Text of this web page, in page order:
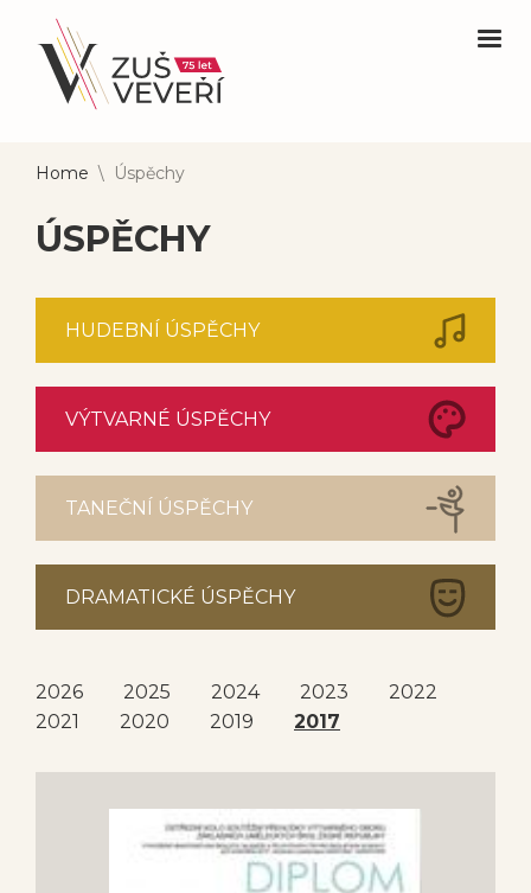
Home \ Úspěchy
ÚSPĚCHY
HUDEBNÍ ÚSPĚCHY
VÝTVARNÉ ÚSPĚCHY
TANEČNÍ ÚSPĚCHY
DRAMATICKÉ ÚSPĚCHY
2026 2025 2024 2023
2022
2021
2020 2019 2017